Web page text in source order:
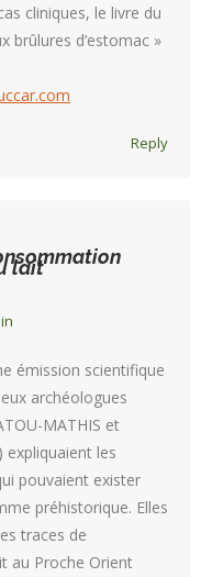
cliniques, le livre du
brûlures d’estomac »
Reply
lait
émission scientifique
archéologues
MATHIS et
expliquaient les
pouvaient exister
préhistorique. Elles
traces de
au Proche Orient